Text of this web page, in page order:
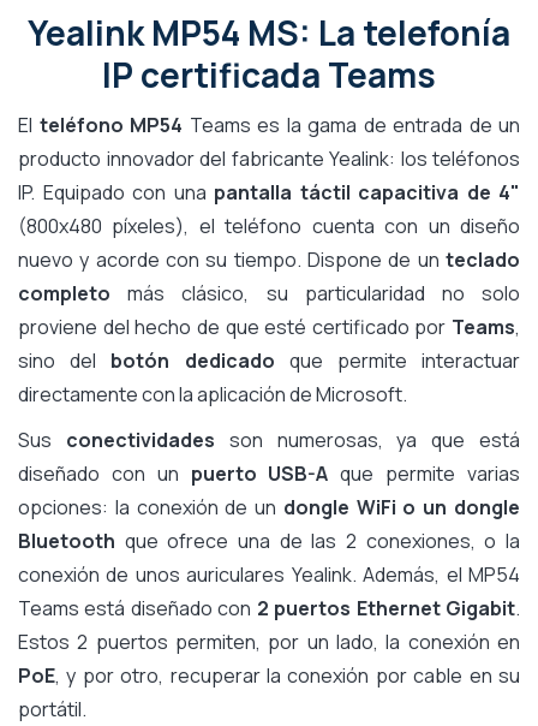
Yealink MP54 MS: La telefonía
IP certificada Teams
El teléfono MP54 Teams es la gama de entrada de un
producto innovador del fabricante Yealink: los teléfonos
IP. Equipado con una pantalla táctil capacitiva de 4"
(800x480 píxeles), el teléfono cuenta con un diseño
nuevo y acorde con su tiempo. Dispone de un teclado
completo más clásico, su particularidad no solo
proviene del hecho de que esté certificado por Teams,
sino del botón dedicado que permite interactuar
directamente con la aplicación de Microsoft.
Sus conectividades son numerosas, ya que está
diseñado con un puerto USB-A que permite varias
opciones: la conexión de un dongle WiFi o un dongle
Bluetooth que ofrece una de las 2 conexiones, o la
conexión de unos auriculares Yealink. Además, el MP54
Teams está diseñado con 2 puertos Ethernet Gigabit.
Estos 2 puertos permiten, por un lado, la conexión en
PoE, y por otro, recuperar la conexión por cable en su
portátil.